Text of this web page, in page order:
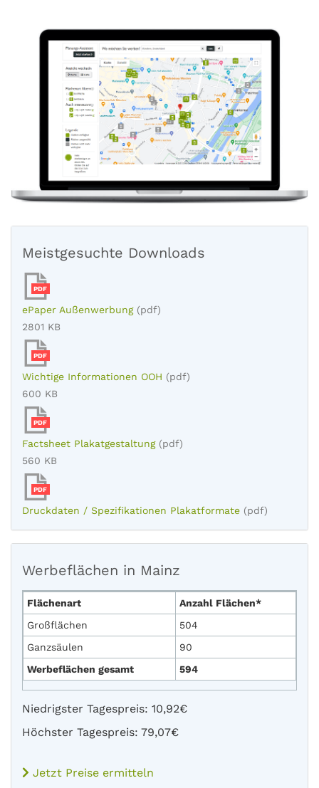
Meistgesuchte Downloads
PDF
ePaper Außenwerbung (pdf)
2801 KB
PDF
Wichtige Informationen OOH (pdf)
600 KB
PDF
Factsheet Plakatgestaltung (pdf)
560 KB
PDF
Druckdaten / Spezifikationen Plakatformate (pdf)
Werbeflächen in Mainz
Flächenart
Anzahl Flächen*
Großflächen
504
Ganzsäulen
90
Werbeflächen gesamt
594
Niedrigster Tagespreis: 10,92€
Höchster Tagespreis: 79,07€
Jetzt Preise ermitteln